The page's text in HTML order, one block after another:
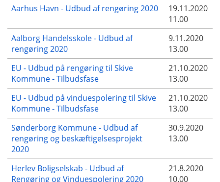
Aarhus Havn - Udbud af rengøring 2020
19.11.2020
11.00
Aalborg Handelsskole - Udbud af
rengøring 2020
9.11.2020
13.00
EU - Udbud på rengøring til Skive
Kommune - Tilbudsfase
21.10.2020
13.00
EU - Udbud på vinduespolering til Skive
Kommune - Tilbudsfase
21.10.2020
13.00
Sønderborg Kommune - Udbud af
rengøring og beskæftigelsesprojekt
2020
30.9.2020
13.00
Herlev Boligselskab - Udbud af
Rengøring og Vinduespolering 2020
21.8.2020
10.00